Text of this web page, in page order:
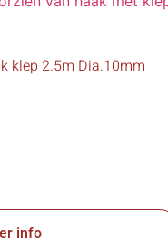
klep 2.5m Dia.10mm
info